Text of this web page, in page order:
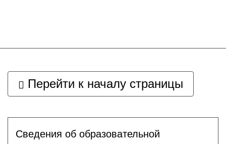
Перейти к началу страницы
Сведения об образовательной